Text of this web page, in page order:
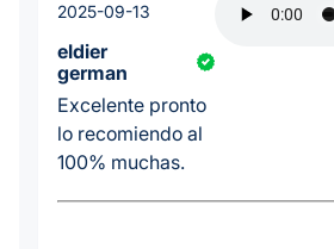
2025-09-13
eldier
german
Excelente pronto
lo recomiendo al
100% muchas.